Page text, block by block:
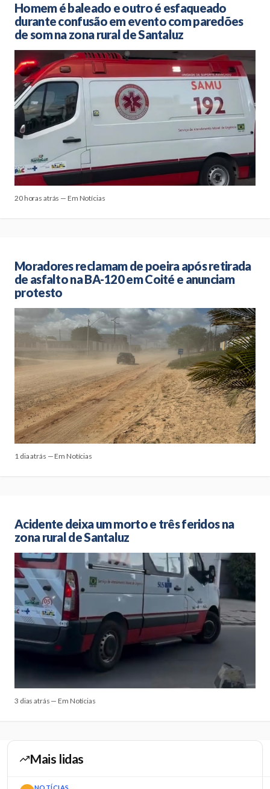
Homem é baleado e outro é esfaqueado
durante confusão em evento com paredões
de som na zona rural de Santaluz
20 horas atrás — Em Notícias
Moradores reclamam de poeira após retirada
de asfalto na BA-120 em Coité e anunciam
protesto
1 dia atrás — Em Notícias
Acidente deixa um morto e três feridos na
zona rural de Santaluz
3 dias atrás — Em Notícias
Mais lidas